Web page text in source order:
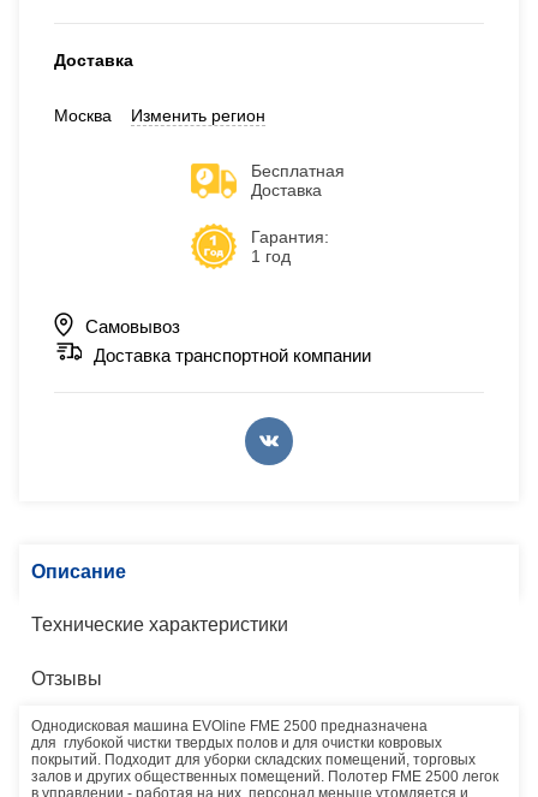
Доставка
Москва Изменить регион
Бесплатная
Доставка
Гарантия:
1 год
Самовывоз
Доставка транспортной компании
Описание
Технические характеристики
Отзывы
Однодисковая машина EVOline FME 2500 предназначена
для глубокой чистки твердых полов и для очистки ковровых
покрытий. Подходит для уборки складских помещений, торговых
залов и других общественных помещений. Полотер FME 2500 легок